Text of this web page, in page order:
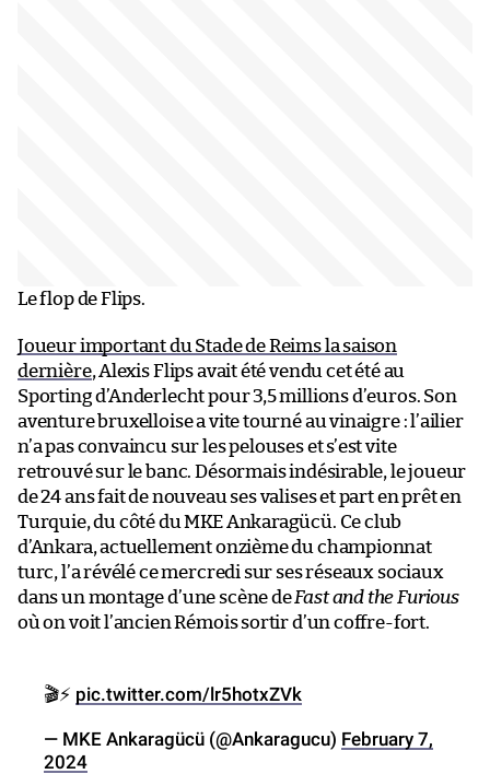
Le flop de Flips.
Joueur important du Stade de Reims la saison
dernière, Alexis Flips avait été vendu cet été au
Sporting d’Anderlecht pour 3,5 millions d’euros. Son
aventure bruxelloise a vite tourné au vinaigre : l’ailier
n’a pas convaincu sur les pelouses et s’est vite
retrouvé sur le banc. Désormais indésirable, le joueur
de 24 ans fait de nouveau ses valises et part en prêt en
Turquie, du côté du MKE Ankaragücü. Ce club
d’Ankara, actuellement onzième du championnat
turc, l’a révélé ce mercredi sur ses réseaux sociaux
dans un montage d’une scène deFast and the Furious
où on voit l’ancien Rémois sortir d’un coffre-fort.
🎬⚡ pic.twitter.com/lr5hotxZVk
— MKE Ankaragücü (@Ankaragucu) February 7,
2024